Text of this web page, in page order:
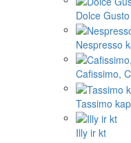
Dolce
Nespresso
Cafissimo,
Tassimo
Illy ir kt